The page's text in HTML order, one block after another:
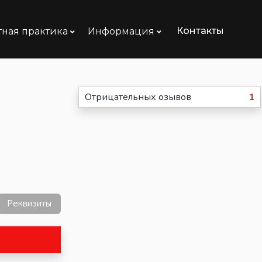
практика Информация Контакты
Реквизиты
Отрицательных озывов 1